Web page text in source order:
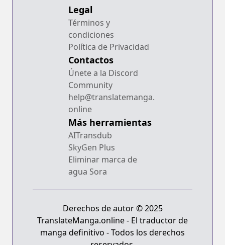
Legal
Términos y
condiciones
Política de Privacidad
Contactos
Únete a la Discord
Community
help@translatemanga.
online
Más herramientas
AITransdub
SkyGen Plus
Eliminar marca de
agua Sora
Derechos de autor © 2025
TranslateManga.online - El traductor de
manga definitivo - Todos los derechos